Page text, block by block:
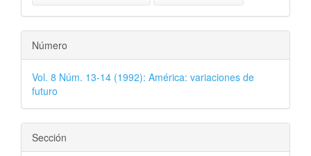
Número
Vol. 8 Núm. 13-14 (1992): América: variaciones de
futuro
Sección